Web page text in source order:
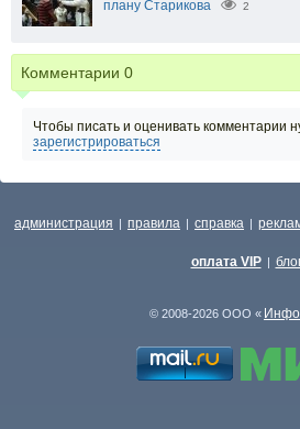
плану Старикова
2
Комментарии 0
Чтобы писать и оценивать комментарии
зарегистрироваться
администрация | правила | справка |
оплата VIP |
© 2008-2026 ООО «